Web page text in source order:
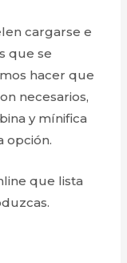
cargarse e
que se
hacer que
necesarios,
y mínifica
opción.
que lista